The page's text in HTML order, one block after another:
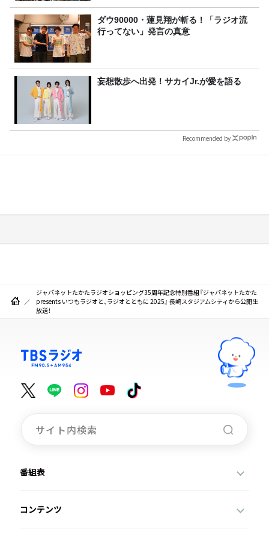
ダウ90000・蓮見翔が斬る！「ラジオ流
行ってない」発言の真意
妄想散歩へ出発！サカイJr.が愛を語る
Recommended by
ジャパネットたかたラジオショッピング35周年記念特別番組『ジャパネットたかた
presents いつもラジオと、ラジオとともに 2025』 長崎スタジアムシティから公開生
放送！
番組表
コンテンツ